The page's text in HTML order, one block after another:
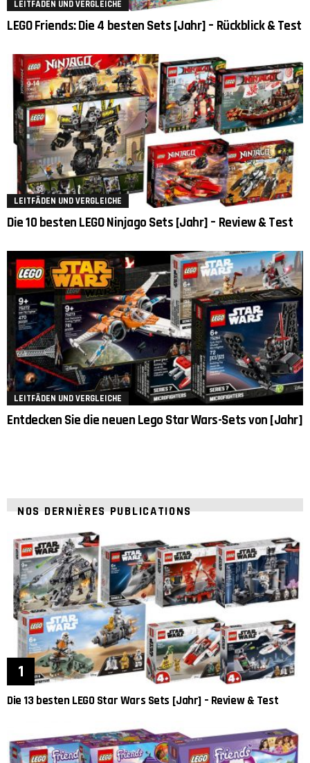
LEITFÄDEN UND VERGLEICHE
LEGO Friends: Die 4 besten Sets [Jahr] – Rückblick & Test
LEITFÄDEN UND VERGLEICHE
Die 10 besten LEGO Ninjago Sets [Jahr] – Review & Test
LEITFÄDEN UND VERGLEICHE
Entdecken Sie die neuen Lego Star Wars-Sets von [Jahr]
NOS DERNIÈRES PUBLICATIONS
Die 13 besten LEGO Star Wars Sets [Jahr] – Review & Test